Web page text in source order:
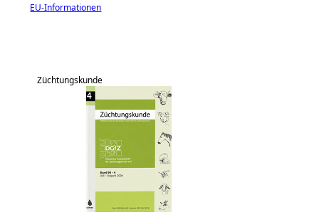
EU-Informationen
Züchtungskunde